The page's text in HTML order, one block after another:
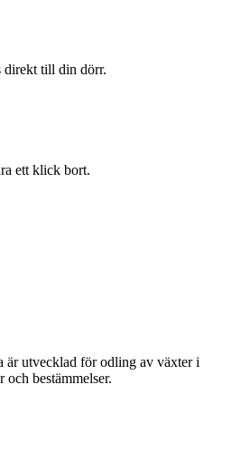
direkt till din dörr.
ett klick bort.
är utvecklad för odling av växter i
och bestämmelser.